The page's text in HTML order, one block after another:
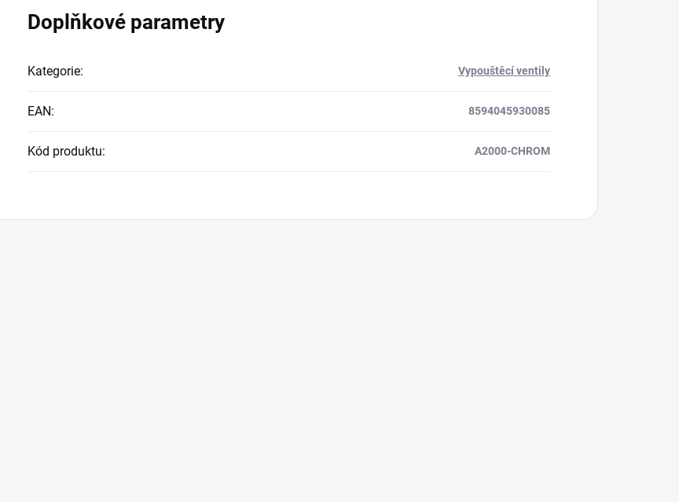
Doplňkové parametry
Kategorie: Vypouštěcí ventily
EAN: 8594045930085
Kód produktu: A2000-CHROM